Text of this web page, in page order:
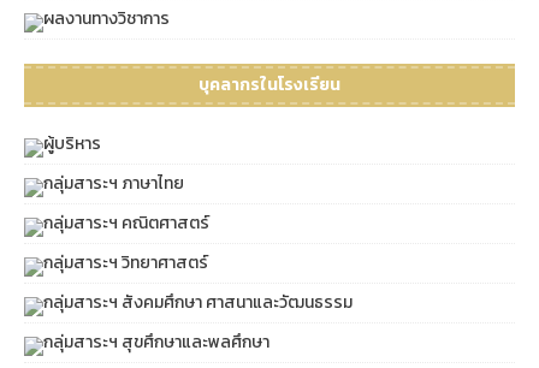
ผลงานทางวิชาการ
บุคลากรในโรงเรียน
ผู้บริหาร
กลุ่มสาระฯ ภาษาไทย
กลุ่มสาระฯ คณิตศาสตร์
กลุ่มสาระฯ วิทยาศาสตร์
กลุ่มสาระฯ สังคมศึกษา ศาสนาและวัฒนธรรม
กลุ่มสาระฯ สุขศึกษาและพลศึกษา